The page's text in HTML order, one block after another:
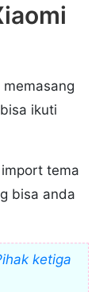
ikuti
tema
bisa anda
ketiga